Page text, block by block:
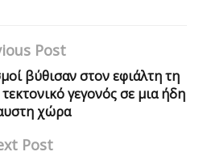
Post
βύθισαν στον εφιάλτη τη
γεγονός σε μια ήδη
χώρα
Post